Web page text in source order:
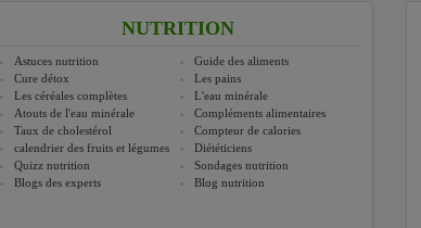
NUTRITION
Astuces nutrition
Guide des aliments
Cure détox
Les pains
Les céréales complètes
L'eau minérale
Atouts de l'eau minérale
Compléments alimentaires
Taux de cholestérol
Compteur de calories
calendrier des fruits et légumes
Diététiciens
Quizz nutrition
Sondages nutrition
Blogs des experts
Blog nutrition